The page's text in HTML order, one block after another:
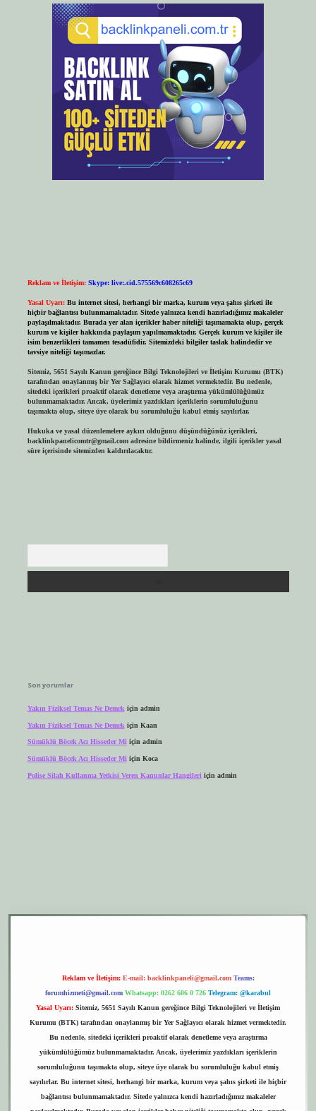
Reklam ve İletişim: Skype: live:.cid.575569c608265c69
Yasal Uyarı: Bu internet sitesi, herhangi bir marka, kurum veya şahıs şirketi ile
hiçbir bağlantısı bulunmamaktadır. Sitede yalnızca kendi hazırladığımız makaleler
paylaşılmaktadır. Burada yer alan içerikler haber niteliği taşımamakta olup, gerçek
kurum ve kişiler hakkında paylaşım yapılmamaktadır. Gerçek kurum ve kişiler ile
isim benzerlikleri tamamen tesadüfidir. Sitemizdeki bilgiler taslak halindedir ve
tavsiye niteliği taşımazlar.
Sitemiz, 5651 Sayılı Kanun gereğince Bilgi Teknolojileri ve İletişim Kurumu (BTK)
tarafından onaylanmış bir Yer Sağlayıcı olarak hizmet vermektedir. Bu nedenle,
sitedeki içerikleri proaktif olarak denetleme veya araştırma yükümlülüğümüz
bulunmamaktadır. Ancak, üyelerimiz yazdıkları içeriklerin sorumluluğunu
taşımakta olup, siteye üye olarak bu sorumluluğu kabul etmiş sayılırlar.
Hukuka ve yasal düzenlemelere aykırı olduğunu düşündüğünüz içerikleri,
backlinkpanelicomtr@gmail.comadresine bildirmeniz halinde, ilgili içerikler yasal
süre içerisinde sitemizden kaldırılacaktır.
Son yorumlar
Yakın Fiziksel Temas Ne Demek için admin
Yakın Fiziksel Temas Ne Demek için Kaan
Sümüklü Böcek Acı Hisseder Miiçin admin
Sümüklü Böcek Acı Hisseder Mi için Koca
Polise Silah Kullanma Yetkisi Veren Kanunlar Hangileri için admin
Reklam ve İletişim: E-mail: backlinkpaneli@gmail.com Teams:
forumhizmeti@gmail.com Whatsapp: 0262 606 0 726 Telegram: @karabul
Yasal Uyarı: Sitemiz, 5651 Sayılı Kanun gereğince Bilgi Teknolojileri ve İletişim
Kurumu (BTK) tarafından onaylanmış bir Yer Sağlayıcı olarak hizmet vermektedir.
Bu nedenle, sitedeki içerikleri proaktif olarak denetleme veya araştırma
yükümlülüğümüz bulunmamaktadır. Ancak, üyelerimiz yazdıkları içeriklerin
sorumluluğunu taşımakta olup, siteye üye olarak bu sorumluluğu kabul etmiş
sayılırlar. Bu internet sitesi, herhangi bir marka, kurum veya şahıs şirketi ile hiçbir
bağlantısı bulunmamaktadır. Sitede yalnızca kendi hazırladığımız makaleler